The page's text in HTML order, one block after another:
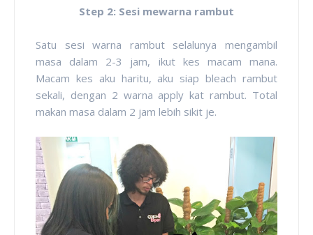
Step 2: Sesi mewarna rambut
Satu sesi warna rambut selalunya mengambil
masa dalam 2-3 jam, ikut kes macam mana.
Macam kes aku haritu, aku siap bleach rambut
sekali, dengan 2 warna apply kat rambut. Total
makan masa dalam 2 jam lebih sikit je.